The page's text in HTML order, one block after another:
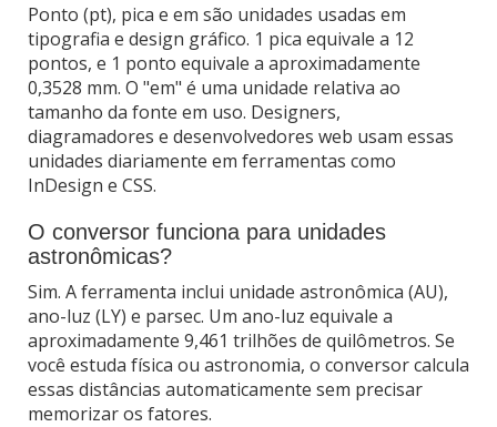
Ponto (pt), pica e em são unidades usadas em
tipografia e design gráfico. 1 pica equivale a 12
pontos, e 1 ponto equivale a aproximadamente
0,3528 mm. O "em" é uma unidade relativa ao
tamanho da fonte em uso. Designers,
diagramadores e desenvolvedores web usam essas
unidades diariamente em ferramentas como
InDesign e CSS.
O conversor funciona para unidades
astronômicas?
Sim. A ferramenta inclui unidade astronômica (AU),
ano-luz (LY) e parsec. Um ano-luz equivale a
aproximadamente 9,461 trilhões de quilômetros. Se
você estuda física ou astronomia, o conversor calcula
essas distâncias automaticamente sem precisar
memorizar os fatores.